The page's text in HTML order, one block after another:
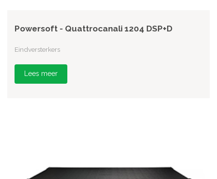
Powersoft - Quattrocanali 1204 DSP+D
Eindversterkers
Lees meer